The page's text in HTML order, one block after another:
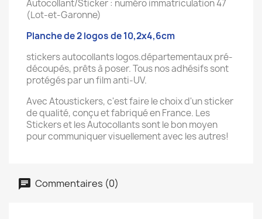
Autocollant/Sticker : numéro immatriculation 47
(Lot-et-Garonne)
Planche de 2 logos de 10,2x4,6cm
stickers autocollants logos.départementaux pré-
découpés, prêts à poser. Tous nos adhésifs sont
protégés par un film anti-UV.
Avec Atoustickers, c'est faire le choix d'un sticker
de qualité, conçu et fabriqué en France. Les
Stickers et les Autocollants sont le bon moyen
pour communiquer visuellement avec les autres!
Commentaires (0)